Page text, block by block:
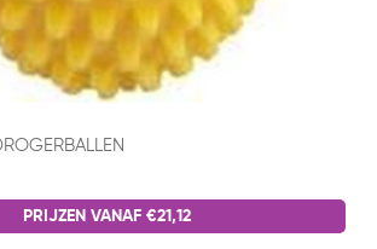
PRIJZEN VANAF €21,12